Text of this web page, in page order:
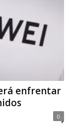
enfrentar
0